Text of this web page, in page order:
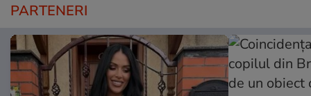
PARTENERI